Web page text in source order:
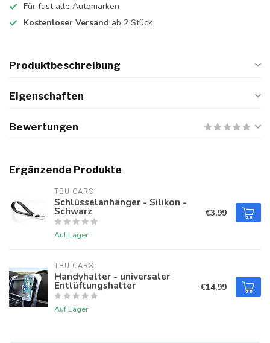
Für fast alle Automarken
Kostenloser Versand ab 2 Stück
Produktbeschreibung
Eigenschaften
Bewertungen
Ergänzende Produkte
TBU CAR®
Schlüsselanhänger - Silikon -
Schwarz
Auf Lager
€3,99
TBU CAR®
Handyhalter - universaler
Entlüftungshalter
Auf Lager
€14,99